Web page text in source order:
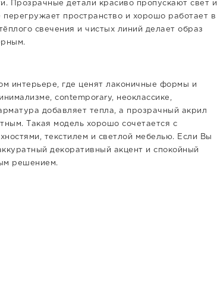
Прозрачные детали красиво пропускают свет и
пространство и хорошо работает в
свечения и чистых линий делает образ
интерьере, где ценят лаконичные формы и
contemporary, неоклассике,
добавляет тепла, а прозрачный акрил
Такая модель хорошо сочетается с
текстилем и светлой мебелью. Если Вы
декоративный акцент и спокойный
решением.